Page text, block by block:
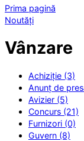
Prima pagină
Noutăți
Vânzare
Achiziție (3)
Anunț de
Avizier (5)
Concurs (21)
Furnizori (0)
Guvern (8)